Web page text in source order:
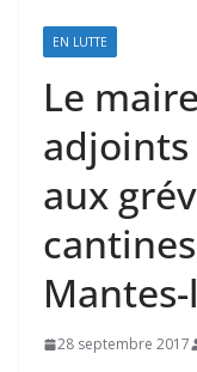
EN LUTTE
Le
aux
28 septembre 2017